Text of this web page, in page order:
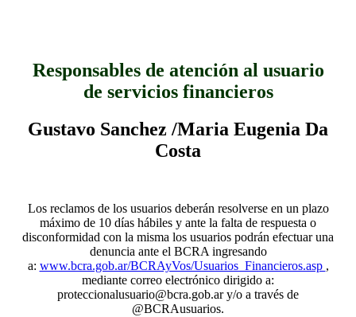
Responsables de atención al usuario
de servicios financieros
Gustavo Sanchez /Maria Eugenia Da
Costa
Los reclamos de los usuarios deberán resolverse en un plazo
máximo de 10 días hábiles y ante la falta de respuesta o
disconformidad con la misma los usuarios podrán efectuar una
denuncia ante el BCRA ingresando
a: www.bcra.gob.ar/BCRAyVos/Usuarios_Financieros.asp ,
mediante correo electrónico dirigido a:
proteccionalusuario@bcra.gob.ar y/o a través de
@BCRAusuarios.